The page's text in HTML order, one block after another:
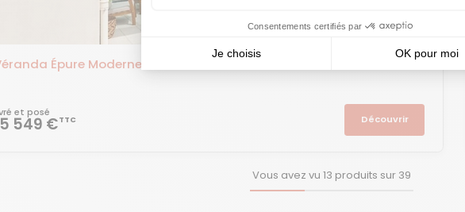
Épure Moderne
et posé
549 €TTC Découvrir
Vous avez vu 13 produits sur 39